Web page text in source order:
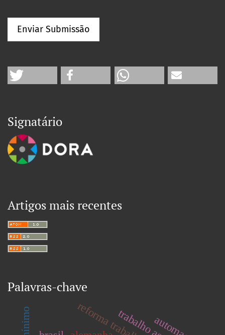
Enviar Submissão
Signatário
Artigos mais recentes
Palavras-chave